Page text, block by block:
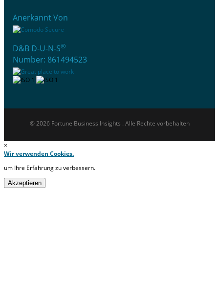
Anerkannt Von
D&B D-U-N-S®
Number: 861494523
© 2026 Fortune Business Insights . Alle Rechte vorbehalten
×
Wir verwenden Cookies.
um Ihre Erfahrung zu verbessern.
Akzeptieren